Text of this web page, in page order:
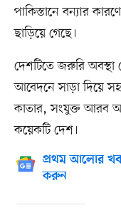
পাকিস্তানে বন্যার
ছাড়িয়ে গেছে।
দেশটিতে জরুরি অবস্থা
আবেদনে সাড়া দিয়ে
কাতার, সংযুক্ত আরব
কয়েকটি দেশ।
প্রথম আলোর
করুন